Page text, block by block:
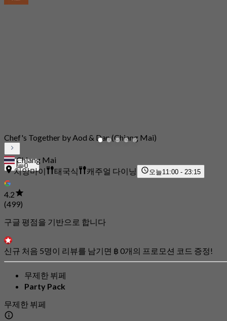
0
Chef's Together by Aod & Dan (Chiang Mai)
Chiang Mai
치앙마이
태국식 캐주얼 다이닝 오늘11:00 - 23:15
4.2
(499)
구글 평점을 기반으로 합니다
신규 처음 5명이 리뷰를 남기면 ฿ 0개의 프로모션 코드 증정!
무제한 뷔페
Party Pack
무제한 뷔페